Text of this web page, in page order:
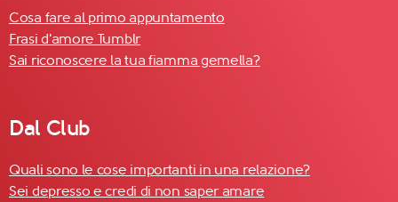
Cosa fare al primo appuntamento
Frasi d'amore Tumblr
Sai riconoscere la tua fiamma gemella?
Dal Club
Quali sono le cose importanti in una relazione?
Sei depresso e credi di non saper amare